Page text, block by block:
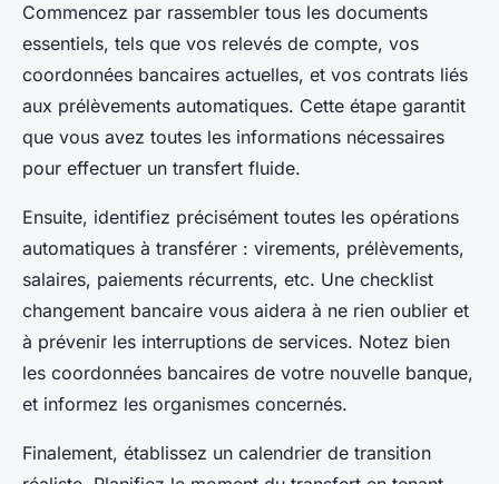
Commencez par rassembler tous les documents
essentiels, tels que vos relevés de compte, vos
coordonnées bancaires actuelles, et vos contrats liés
aux prélèvements automatiques. Cette étape garantit
que vous avez toutes les informations nécessaires
pour effectuer un transfert fluide.
Ensuite, identifiez précisément toutes les opérations
automatiques à transférer : virements, prélèvements,
salaires, paiements récurrents, etc. Une checklist
changement bancaire vous aidera à ne rien oublier et
à prévenir les interruptions de services. Notez bien
les coordonnées bancaires de votre nouvelle banque,
et informez les organismes concernés.
Finalement, établissez un calendrier de transition